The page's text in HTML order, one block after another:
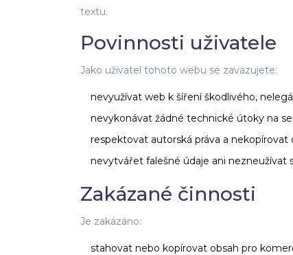
textu.
Povinnosti uživatele
Jako uživatel tohoto webu se zavazujete:
nevyužívat web k šíření škodlivého,
nevykonávat žádné technické útoky na
respektovat autorská práva a nekopírovat
nevytvářet falešné údaje ani nezneužívat
Zakázané činnosti
Je zakázáno:
stahovat nebo kopírovat obsah pro